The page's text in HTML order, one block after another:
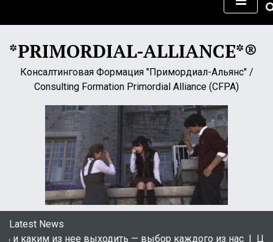
*PRIMORDIAL-ALLIANCE*®
Консалтинговая Формация "Примордиал-Альянс" /
Consulting Formation Primordial Alliance (CFPA)
Latest News
из нее выходить — выбор каждого из нас |Цікаві